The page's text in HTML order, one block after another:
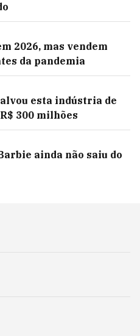
2026, mas vendem
da pandemia
esta indústria de
300 milhões
ainda não saiu do